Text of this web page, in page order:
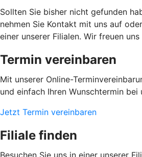
Sollten Sie bisher nicht gefunden
nehmen Sie Kontakt mit uns auf
einer unserer Filialen. Wir freuen uns
Termin vereinbaren
Mit unserer Online-
und einfach Ihren Wunschtermin bei
Jetzt Termin vereinbaren
Filiale finden
Besuchen Sie uns in einer unserer